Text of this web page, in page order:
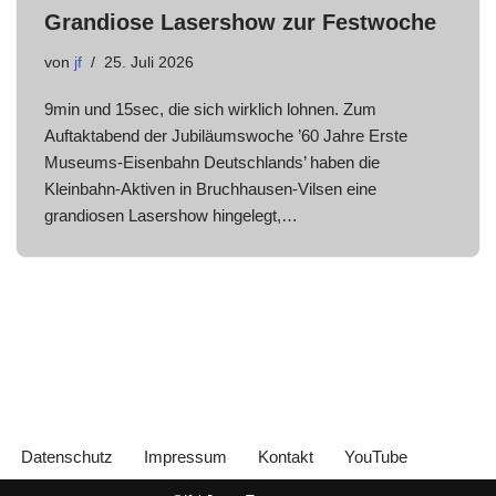
Grandiose Lasershow zur Festwoche
von jf 25. Juli 2026
9min und 15sec, die sich wirklich lohnen. Zum
Auftaktabend der Jubiläumswoche ’60 Jahre Erste
Museums-Eisenbahn Deutschlands’ haben die
Kleinbahn-Aktiven in Bruchhausen-Vilsen eine
grandiosen Lasershow hingelegt,…
Datenschutz Impressum Kontakt YouTube